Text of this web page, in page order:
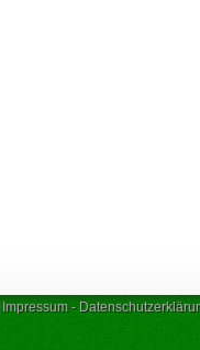
Impressum -